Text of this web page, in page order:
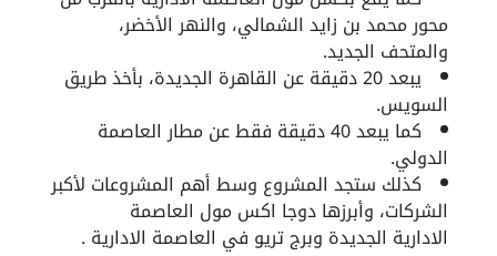
محور محمد بن زايد الشمالي، والنهر الأخضر،
والمتحف الجديد.
يبعد 20 دقيقة عن القاهرة الجديدة، بأخذ طريق
السويس.
كما يبعد 40 دقيقة فقط عن مطار العاصمة
الدولي.
كذلك ستجد المشروع وسط أهم المشروعات لأكبر
الشركات، وأبرزها دوجا اكس مول العاصمة
الادارية الجديدة وبرج تريو في العاصمة الادارية .